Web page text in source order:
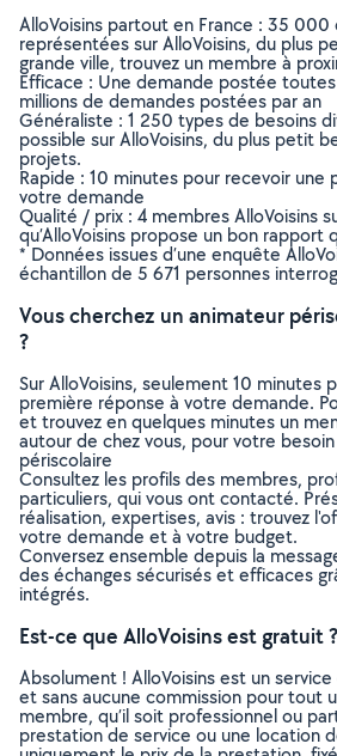
AlloVoisins partout en France : 35 000
représentées sur AlloVoisins, du plus
grande ville, trouvez un membre à
Efficace : Une demande postée
millions de demandes postées par an
Généraliste : 1 250 types de besoins
possible sur AlloVoisins, du plus petit
projets.
Rapide : 10 minutes pour recevoir une
votre demande
Qualité / prix : 4 membres AlloVoisins
qu’AlloVoisins propose un bon rapport
* Données issues d’une enquête
échantillon de 5 671 personnes
Vous cherchez un animateur
?
Sur AlloVoisins, seulement 10 minutes
première réponse à votre demande.
et trouvez en quelques minutes un
autour de chez vous, pour votre
périscolaire
Consultez les profils des membres,
particuliers, qui vous ont contacté.
réalisation, expertises, avis : trouvez
votre demande et à votre budget.
Conversez ensemble depuis la
des échanges sécurisés et efficaces
intégrés.
Est-ce que AlloVoisins est gratuit ?
Absolument ! AlloVoisins est un
et sans aucune commission pour tout
membre, qu’il soit professionnel ou
prestation de service ou une location